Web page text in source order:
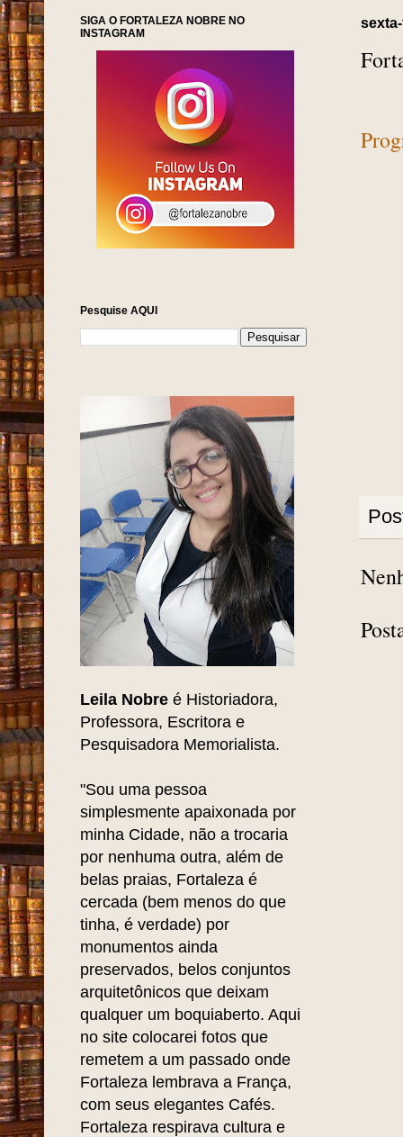
SIGA O FORTALEZA NOBRE NO
INSTAGRAM
Pesquise AQUI
Leila Nobre é Historiadora,
Professora, Escritora e
Pesquisadora Memorialista.
"Sou uma pessoa
simplesmente apaixonada por
minha Cidade, não a trocaria
por nenhuma outra, além de
belas praias, Fortaleza é
cercada (bem menos do que
tinha, é verdade) por
monumentos ainda
preservados, belos conjuntos
arquitetônicos que deixam
qualquer um boquiaberto. Aqui
no site colocarei fotos que
remetem a um passado onde
Fortaleza lembrava a França,
com seus elegantes Cafés.
Fortaleza respirava cultura e